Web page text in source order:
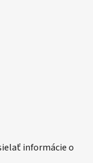
informácie o